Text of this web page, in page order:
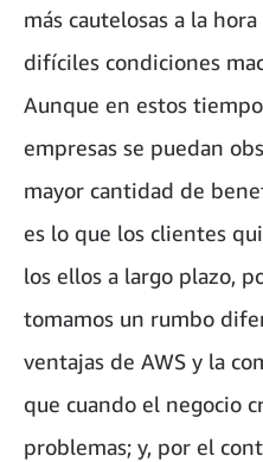
más cautelosas a la
difíciles condiciones
Aunque en estos
empresas se puedan
mayor cantidad de
es lo que los clientes
los ellos a largo plazo,
tomamos un rumbo
ventajas de AWS y la
que cuando el negocio
problemas; y, por el